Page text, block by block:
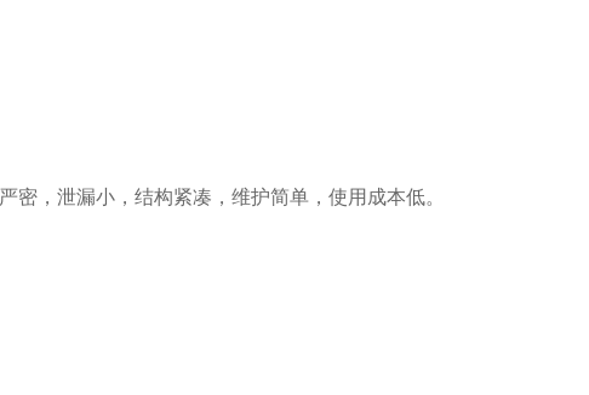
，泄漏小，结构紧凑，维护简单，使用成本低。